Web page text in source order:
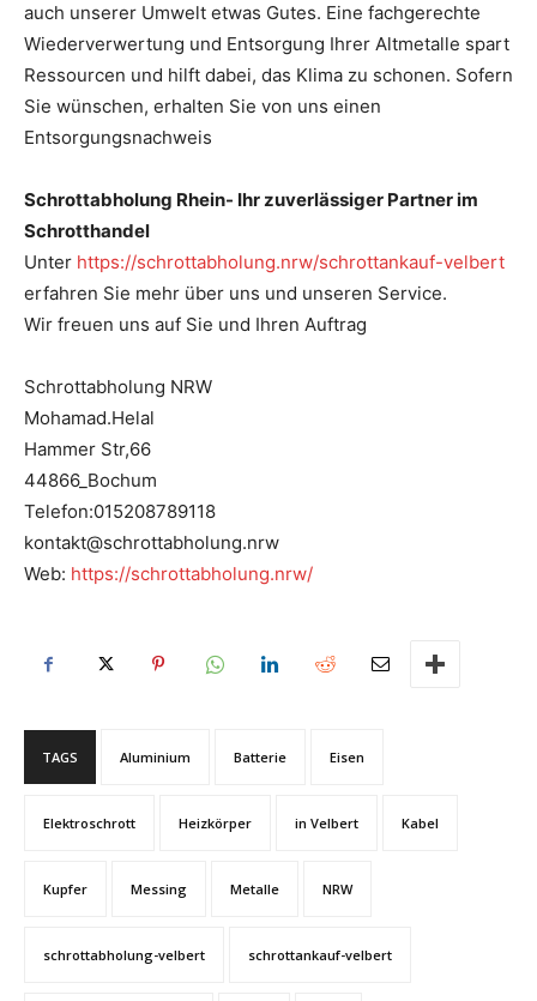
auch unserer Umwelt etwas Gutes. Eine fachgerechte
Wiederverwertung und Entsorgung Ihrer Altmetalle spart
Ressourcen und hilft dabei, das Klima zu schonen. Sofern
Sie wünschen, erhalten Sie von uns einen
Entsorgungsnachweis
Schrottabholung Rhein- Ihr zuverlässiger Partner im
Schrotthandel
Unter https://schrottabholung.nrw/schrottankauf-velbert
erfahren Sie mehr über uns und unseren Service.
Wir freuen uns auf Sie und Ihren Auftrag
Schrottabholung NRW
Mohamad.Helal
Hammer Str,66
44866_Bochum
Telefon:015208789118
kontakt@schrottabholung.nrw
Web: https://schrottabholung.nrw/
TAGS Aluminium Batterie Eisen
Elektroschrott Heizkörper in Velbert Kabel
Kupfer Messing Metalle NRW
schrottabholung-velbert schrottankauf-velbert